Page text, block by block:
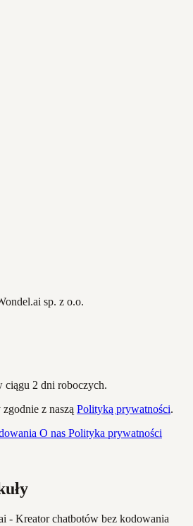
sp. z o.o.
ciągu 2 dni roboczych.
z naszą Polityką prywatności.
O nas Polityka prywatności
- Kreator chatbotów bez kodowania